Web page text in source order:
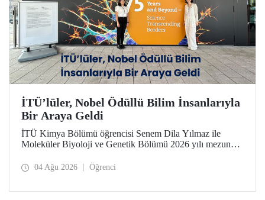
İTÜ’lüler, Nobel Ödüllü Bilim İnsanlarıyla
Bir Araya Geldi
İTÜ Kimya Bölümü öğrencisi Senem Dila Yılmaz ile
Moleküler Biyoloji ve Genetik Bölümü 2026 yılı mezunu
Etkinliklere Katılım Desteği kapsamında 75’inci Lindau
04 Ağu 2026 Öğrenci